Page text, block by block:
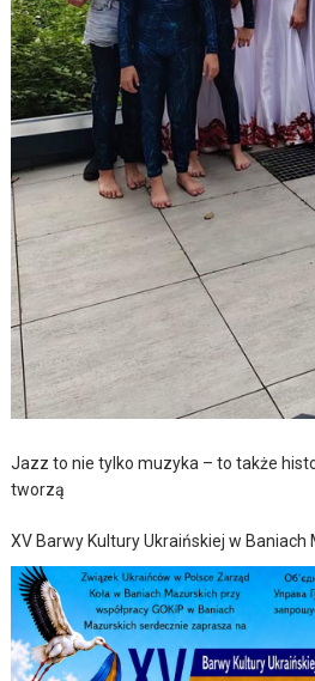
Jazz to nie tylko muzyka – to także
tworzą
XV Barwy Kultury Ukraińskiej w Baniach